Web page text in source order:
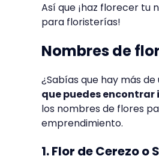
Así que ¡haz florecer tu
para floristerías!
Nombres de
¿Sabías que hay más
que puedes encontrar
los nombres de flores
emprendimiento.
1. Flor de Cerezo o